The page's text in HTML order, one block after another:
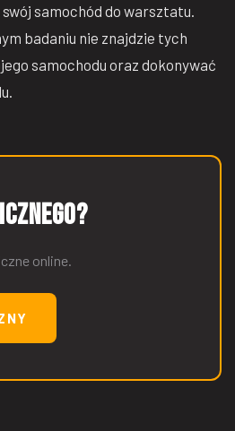
samochód do warsztatu.
badaniu nie znajdzie tych
samochodu oraz dokonywać
online.